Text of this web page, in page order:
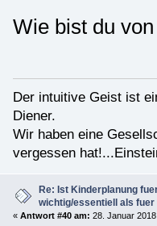
Wie bist du
Der intuitive Geist ist
Diener.
Wir haben eine
vergessen
Re: Ist Kinderplanung
wichtig/essentiell als fuer
« Antwort #40 am: 28. Januar